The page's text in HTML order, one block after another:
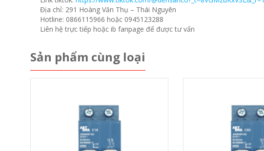
Địa chỉ: 291 Hoàng Văn Thụ – Thái Nguyên
Hotline: 0866115966 hoặc 0945123288
Liên hệ trực tiếp hoặc ib fanpage để được tư vấn
Sản phẩm cùng loại